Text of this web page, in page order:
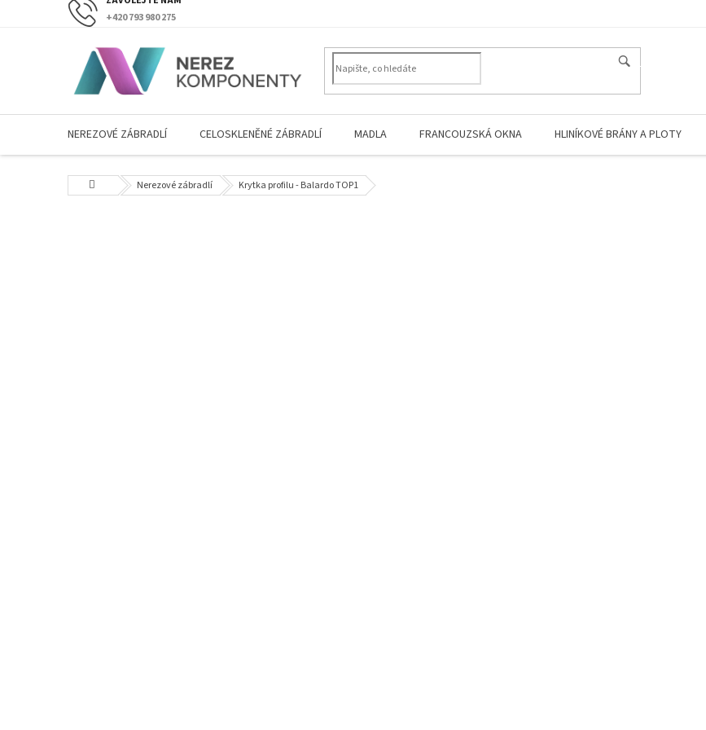
+420 793 980 275
NEREZOVÉ ZÁBRADLÍ CELOSKLENĚNÉ ZÁBRADLÍ MADLA FRANCOUZSKÁ OKNA HLINÍKOVÉ BRÁNY A PLOTY
Domů Nerezové zábradlí Krytka profilu - Balardo TOP1